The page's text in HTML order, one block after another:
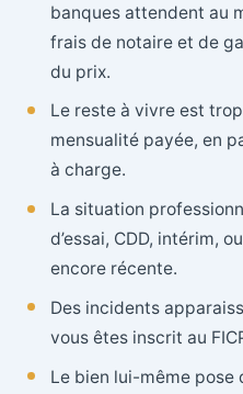
banques attendent au
frais de notaire et de
du prix.
Le reste à vivre est
mensualité payée, en
à charge.
La situation
d’essai, CDD, intérim,
encore récente.
Des incidents
vous êtes inscrit au
Le bien lui-même pose